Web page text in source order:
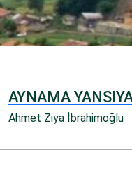
AYNAMA
Ahmet Ziya İbrahimoğlu